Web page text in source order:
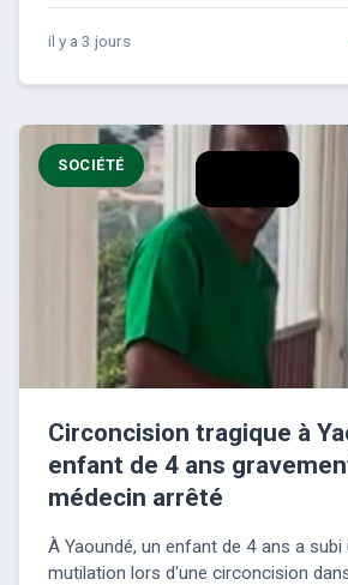
il y a 3 jours
SOCIÉTÉ
Circoncision tragique à
enfant de 4 ans
médecin arrêté
À Yaoundé, un enfant de 4 ans a subi
mutilation lors d'une circoncision dans